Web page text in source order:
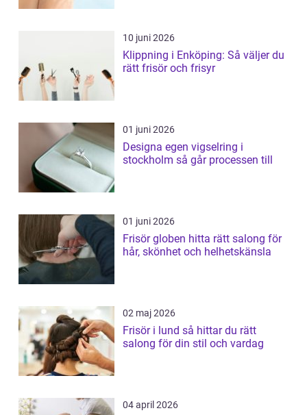
10 juni 2026
Klippning i Enköping: Så väljer du
rätt frisör och frisyr
01 juni 2026
Designa egen vigselring i
stockholm så går processen till
01 juni 2026
Frisör globen hitta rätt salong för
hår, skönhet och helhetskänsla
02 maj 2026
Frisör i lund så hittar du rätt
salong för din stil och vardag
04 april 2026